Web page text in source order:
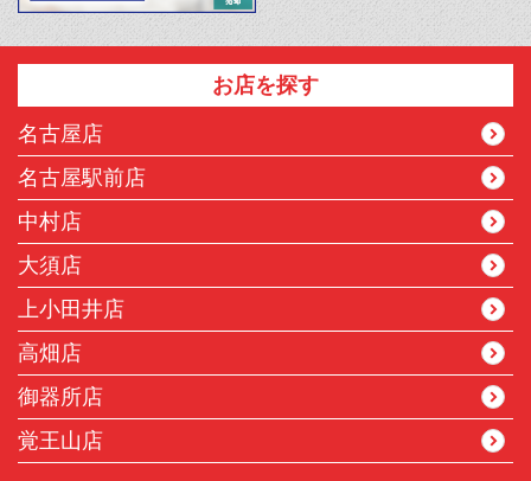
お店を探す
名古屋店
名古屋駅前店
中村店
大須店
上小田井店
高畑店
御器所店
覚王山店